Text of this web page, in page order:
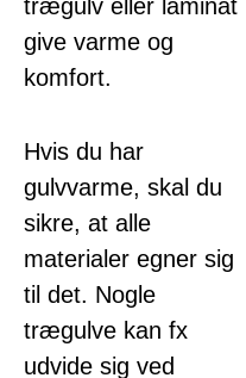
trægulv eller laminat
give varme og
komfort.
Hvis du har
gulvvarme, skal du
sikre, at alle
materialer egner sig
til det. Nogle
trægulve kan fx
udvide sig ved